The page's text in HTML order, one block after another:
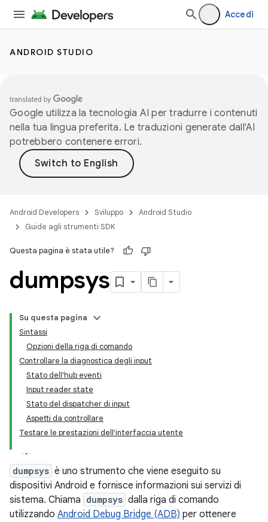
Accedi
ANDROID STUDIO
Google utilizza la tecnologia AI per tradurre i contenuti
nella tua lingua preferita. Le traduzioni generate dall'AI
potrebbero contenere errori.
Android Developers Sviluppo
Android Studio
Guide agli strumenti SDK
Questa pagina è stata utile?
dumpsys
Su questa pagina
Sintassi
Opzioni della riga di comando
Controllare la diagnostica degli input
Stato dell'hub eventi
Input reader state
Stato del dispatcher di input
Aspetti da controllare
Testare le prestazioni dell'interfaccia utente
dumpsys è uno strumento che viene eseguito su
dispositivi Android e fornisce informazioni sui servizi di
sistema. Chiama dumpsys dalla riga di comando
utilizzando Android Debug Bridge (ADB) per ottenere